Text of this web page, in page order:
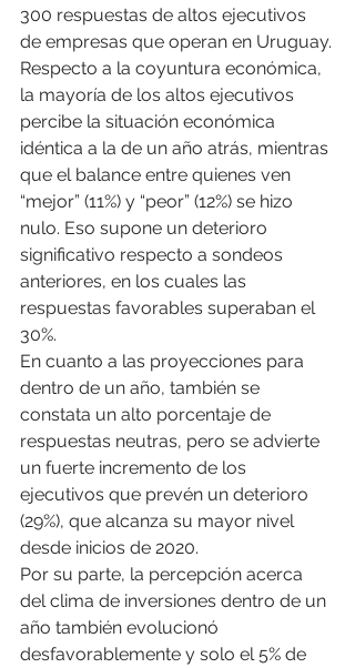
300 respuestas de altos ejecutivos
de empresas que operan en Uruguay.
Respecto a la coyuntura económica,
la mayoría de los altos ejecutivos
percibe la situación económica
idéntica a la de un año atrás, mientras
que el balance entre quienes ven
“mejor” (11%) y “peor” (12%) se hizo
nulo. Eso supone un deterioro
significativo respecto a sondeos
anteriores, en los cuales las
respuestas favorables superaban el
30%.
En cuanto a las proyecciones para
dentro de un año, también se
constata un alto porcentaje de
respuestas neutras, pero se advierte
un fuerte incremento de los
ejecutivos que prevén un deterioro
(29%), que alcanza su mayor nivel
desde inicios de 2020.
Por su parte, la percepción acerca
del clima de inversiones dentro de un
año también evolucionó
desfavorablemente y solo el 5% de